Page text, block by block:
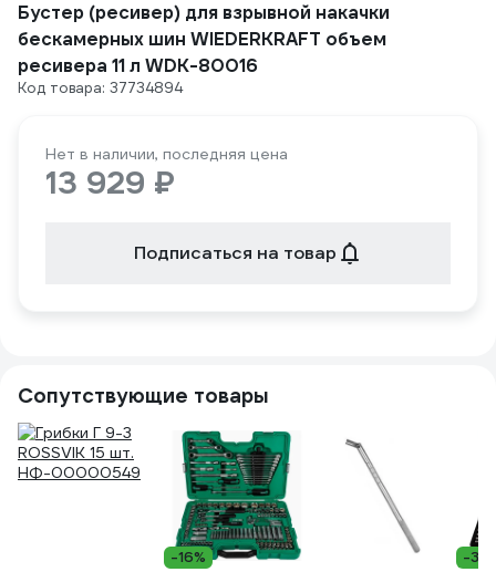
Бустер (ресивер) для взрывной накачки
бескамерных шин WIEDERKRAFT объем
ресивера 11 л WDK-80016
Код товара: 37734894
Нет в наличии, последняя цена
13 929 ₽
Подписаться на товар
Сопутствующие товары
-16% -